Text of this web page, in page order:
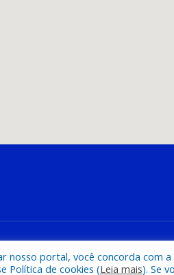
nosso portal, você concorda com
Política de cookies (Leia mais). Se